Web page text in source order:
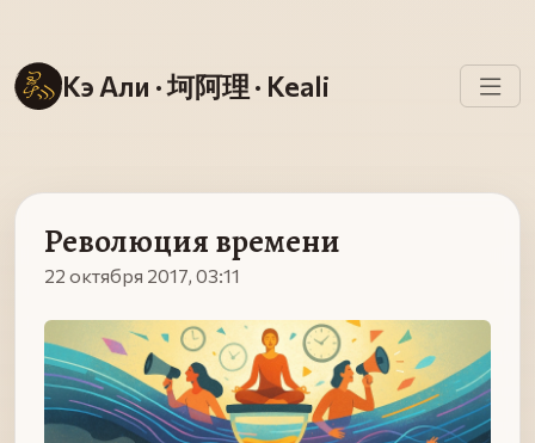
Кэ Али · 坷阿理 · Keali
Революция времени
22 октября 2017, 03:11